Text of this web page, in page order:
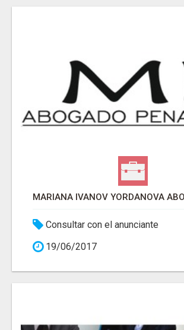
MARIANA IVANOV YORDANOVA
Consultar con el anunciante
19/06/2017